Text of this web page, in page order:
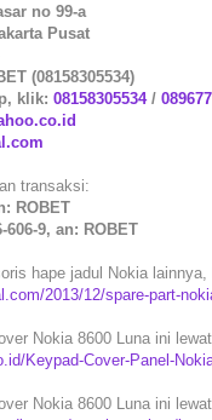
no 99-a
Pusat
(08158305534)
klik: 08158305534/
transaksi:
ROBET
606-9, an: ROBET
hape jadul Nokia
2013/12/spare-part-
Nokia 8600 Luna ini
Keypad-Cover-Panel-
Nokia 8600 Luna ini